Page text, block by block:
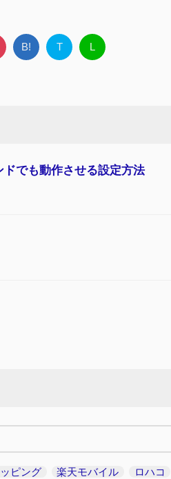
B! T L
でも動作させる設定方法
ピング 楽天モバイル ロハコ